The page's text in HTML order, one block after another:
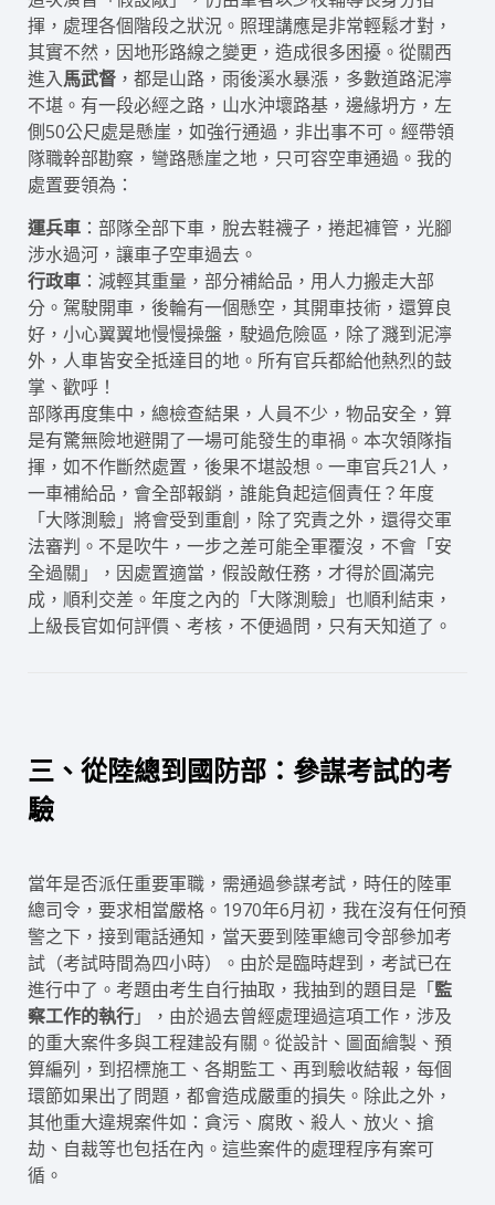
揮，處理各個階段之狀況。照理講應是非常輕鬆才對，
其實不然，因地形路線之變更，造成很多困擾。從關西
進入馬武督 ，都是山路，雨後溪水暴漲，多數道路泥濘
不堪。有一段必經之路，山水沖壞路基，邊緣坍方，左
側50公尺處是懸崖，如強行通過，非出事不可。經帶領
隊職幹部勘察，彎路懸崖之地，只可容空車通過。我的
處置要領為：
運兵車 ：部隊全部下車，脫去鞋襪子，捲起褲管，光腳
涉水過河，讓車子空車過去。
行政車 ：減輕其重量，部分補給品，用人力搬走大部
分。駕駛開車，後輪有一個懸空，其開車技術，還算良
好，小心翼翼地慢慢操盤，駛過危險區，除了濺到泥濘
外，人車皆安全抵達目的地。所有官兵都給他熱烈的鼓
掌、歡呼！
部隊再度集中，總檢查結果，人員不少，物品安全，算
是有驚無險地避開了一場可能發生的車禍。本次領隊指
揮，如不作斷然處置，後果不堪設想。一車官兵21人，
一車補給品，會全部報銷，誰能負起這個責任？年度
「大隊測驗」將會受到重創，除了究責之外，還得交軍
法審判。不是吹牛，一步之差可能全軍覆沒，不會「安
全過關」，因處置適當，假設敵任務，才得於圓滿完
成，順利交差。年度之內的「大隊測驗」也順利結束，
上級長官如何評價、考核，不便過問，只有天知道了。
三、從陸總到國防部：參謀考試的考
驗
當年是否派任重要軍職，需通過參謀考試，時任的陸軍
總司令，要求相當嚴格。1970年6月初，我在沒有任何預
警之下，接到電話通知，當天要到陸軍總司令部參加考
試（考試時間為四小時）。由於是臨時趕到，考試已在
進行中了。考題由考生自行抽取，我抽到的題目是「監
察工作的執行」，由於過去曾經處理過這項工作，涉及
的重大案件多與工程建設有關。從設計、圖面繪製、預
算編列，到招標施工、各期監工、再到驗收結報，每個
環節如果出了問題，都會造成嚴重的損失。除此之外，
其他重大違規案件如：貪污、腐敗、殺人、放火、搶
劫、自裁等也包括在內。這些案件的處理程序有案可
循。